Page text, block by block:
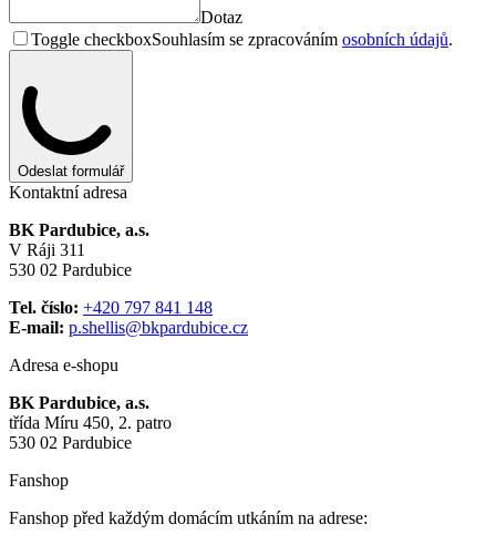
Dotaz
Toggle checkboxSouhlasím se zpracováním osobních údajů.
Odeslat formulář
Kontaktní adresa
BK Pardubice, a.s.
V Ráji 311
530 02 Pardubice
Tel. číslo: +420 797 841 148
E-mail: p.shellis@bkpardubice.cz
Adresa e-shopu
BK Pardubice, a.s.
třída Míru 450, 2. patro
530 02 Pardubice
Fanshop
Fanshop před každým domácím utkáním na adrese: